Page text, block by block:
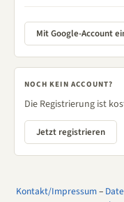
Mit Google-Account
NOCH KEIN ACCOUNT?
Die Registrierung ist
Jetzt registrieren
Kontakt/Impressum–